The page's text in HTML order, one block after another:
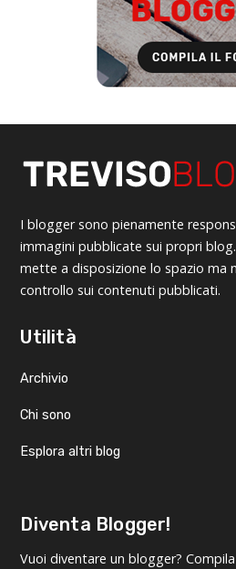
I blogger sono pienamente
immagini pubblicate sui propri
mette a disposizione lo spazio ma
controllo sui contenuti pubblicati.
Utilità
Archivio
Chi sono
Esplora altri blog
Diventa Blogger!
Vuoi diventare un blogger?